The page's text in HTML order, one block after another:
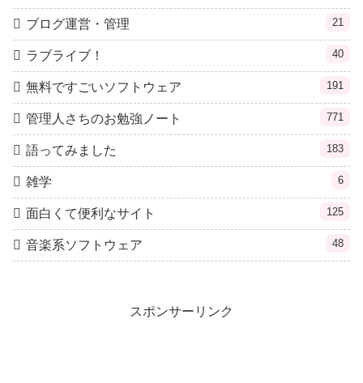
ブログ運営・管理 21
ラブライブ！ 40
無料ですごいソフトウェア 191
管理人さちのお勉強ノート 771
語ってみました 183
雑学 6
面白くて便利なサイト 125
音楽系ソフトウェア 48
スポンサーリンク